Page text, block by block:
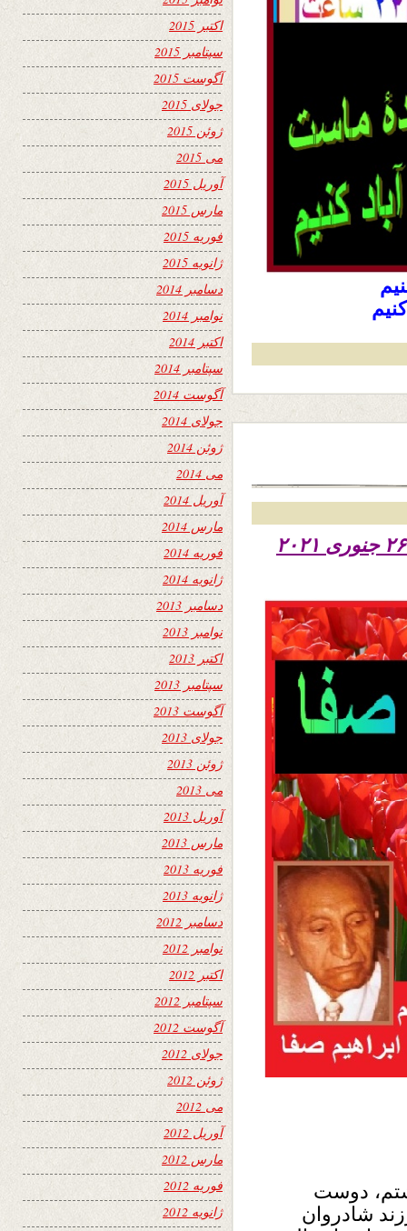
تاریخ نشر سه شنبه هفتم دلو ۱۳۹۹ – ۲۶ جنوری ۲۰۲۱
دوست
شادروان
اکتبر 2015
سپتامبر 2015
آگوست 2015
جولای 2015
ژوئن 2015
می 2015
آوریل 2015
مارس 2015
فوریه 2015
ژانویه 2015
دسامبر 2014
نوامبر 2014
اکتبر 2014
سپتامبر 2014
آگوست 2014
جولای 2014
ژوئن 2014
می 2014
آوریل 2014
مارس 2014
فوریه 2014
ژانویه 2014
دسامبر 2013
نوامبر 2013
اکتبر 2013
سپتامبر 2013
آگوست 2013
جولای 2013
ژوئن 2013
می 2013
آوریل 2013
مارس 2013
فوریه 2013
ژانویه 2013
دسامبر 2012
نوامبر 2012
اکتبر 2012
سپتامبر 2012
آگوست 2012
جولای 2012
ژوئن 2012
می 2012
آوریل 2012
مارس 2012
فوریه 2012
ژانویه 2012